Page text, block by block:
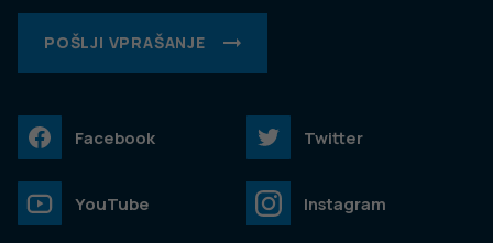
POŠLJI VPRAŠANJE
Facebook Twitter
YouTube Instagram